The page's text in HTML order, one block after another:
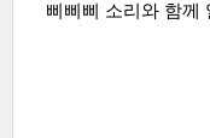
삐삐삐 소리와 함께